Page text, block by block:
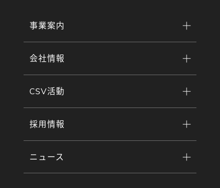
事業案内
会社情報
CSV活動
採用情報
ニュース